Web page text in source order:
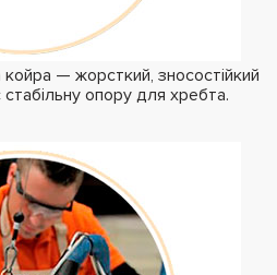
— жорсткий, зносостійкий
опору для хребта.